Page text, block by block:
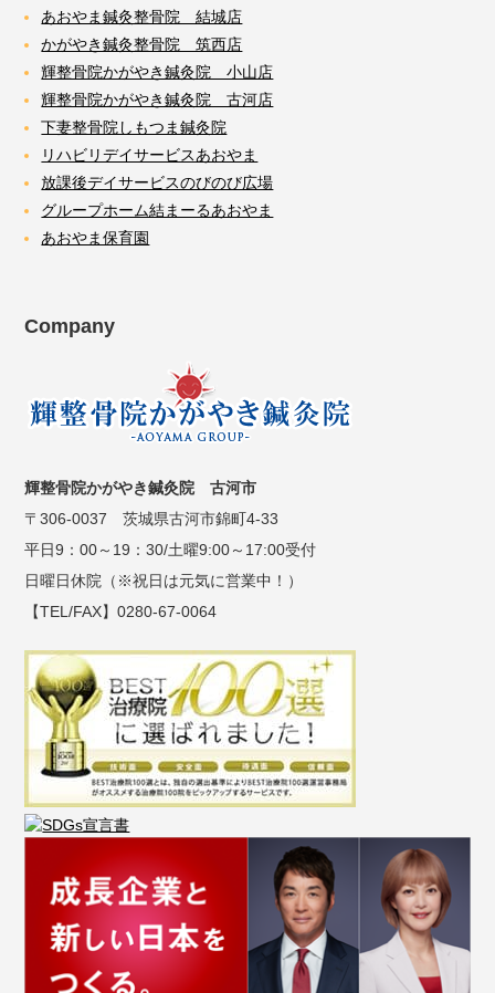
あおやま鍼灸整骨院 結城店
かがやき鍼灸整骨院 筑西店
輝整骨院かがやき鍼灸院 小山店
輝整骨院かがやき鍼灸院 古河店
下妻整骨院しもつま鍼灸院
リハビリデイサービスあおやま
放課後デイサービスのびのび広場
グループホーム結まーるあおやま
あおやま保育園
Company
輝整骨院かがやき鍼灸院 古河市
〒306-0037 茨城県古河市錦町4-33
平日9：00～19：30/土曜9:00～17:00受付
日曜日休院（※祝日は元気に営業中！）
【TEL/FAX】0280-67-0064